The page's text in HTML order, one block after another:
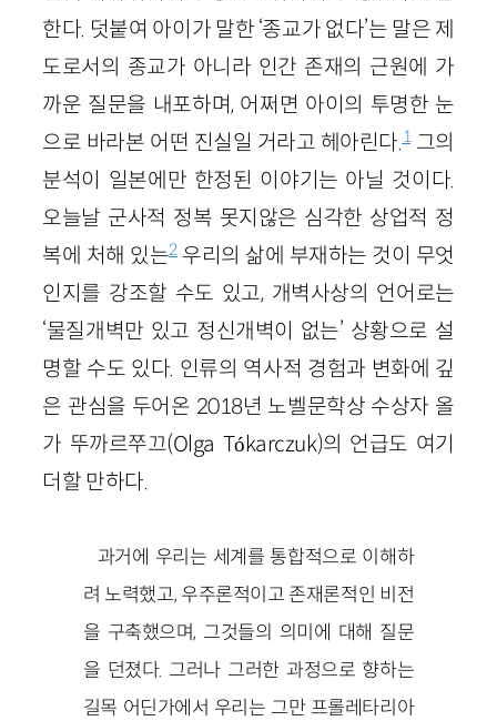
한다. 덧붙여 아이가 말한 ‘종교가 없다’는 말은 제
도로서의 종교가 아니라 인간 존재의 근원에 가
까운 질문을 내포하며, 어쩌면 아이의 투명한 눈
으로 바라본 어떤 진실일 거라고 헤아린다.1그의
분석이 일본에만 한정된 이야기는 아닐 것이다.
오늘날 군사적 정복 못지않은 심각한 상업적 정
복에 처해 있는2우리의 삶에 부재하는 것이 무엇
인지를 강조할 수도 있고, 개벽사상의 언어로는
‘물질개벽만 있고 정신개벽이 없는’ 상황으로 설
명할 수도 있다. 인류의 역사적 경험과 변화에 깊
은 관심을 두어온 2018년 노벨문학상 수상자 올
가 뚜까르쭈끄(Olga Tókarczuk)의 언급도 여기
더할 만하다.
과거에 우리는 세계를 통합적으로 이해하
려 노력했고, 우주론적이고 존재론적인 비전
을 구축했으며, 그것들의 의미에 대해 질문
을 던졌다. 그러나 그러한 과정으로 향하는
길목 어딘가에서 우리는 그만 프롤레타리아